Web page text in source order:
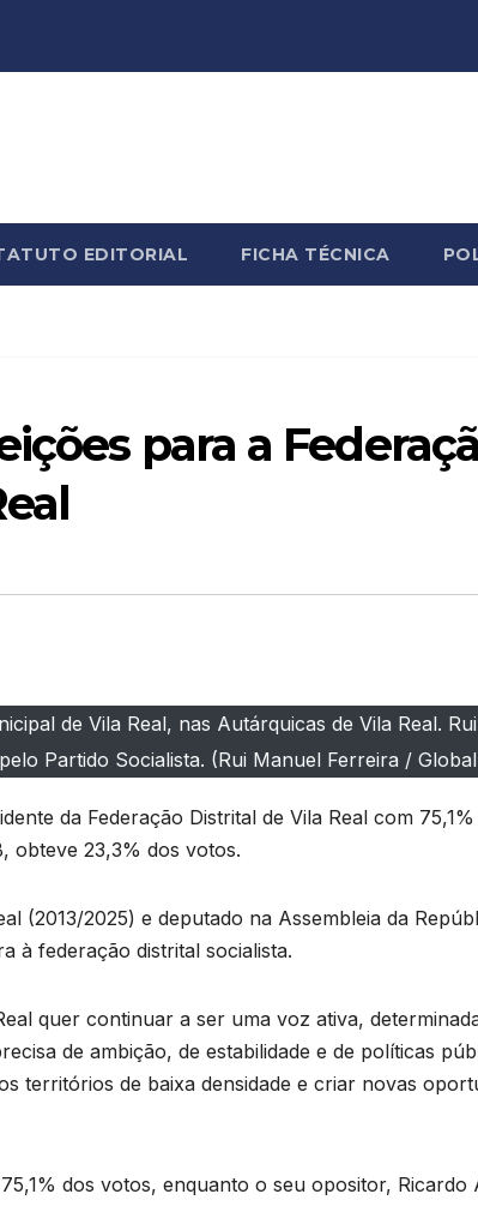
EDITORIAL FICHA TÉCNICA
para a
de Vila Real, nas Autárquicas de Vila Real.
Partido Socialista. (Rui Manuel Ferreira /
da Federação Distrital de Vila Real com
obteve 23,3% dos votos.
(2013/2025) e deputado na Assembleia da
à federação distrital socialista.
quer continuar a ser uma voz ativa,
de ambição, de estabilidade e de políticas
territórios de baixa densidade e criar novas
dos votos, enquanto o seu opositor, Ricardo